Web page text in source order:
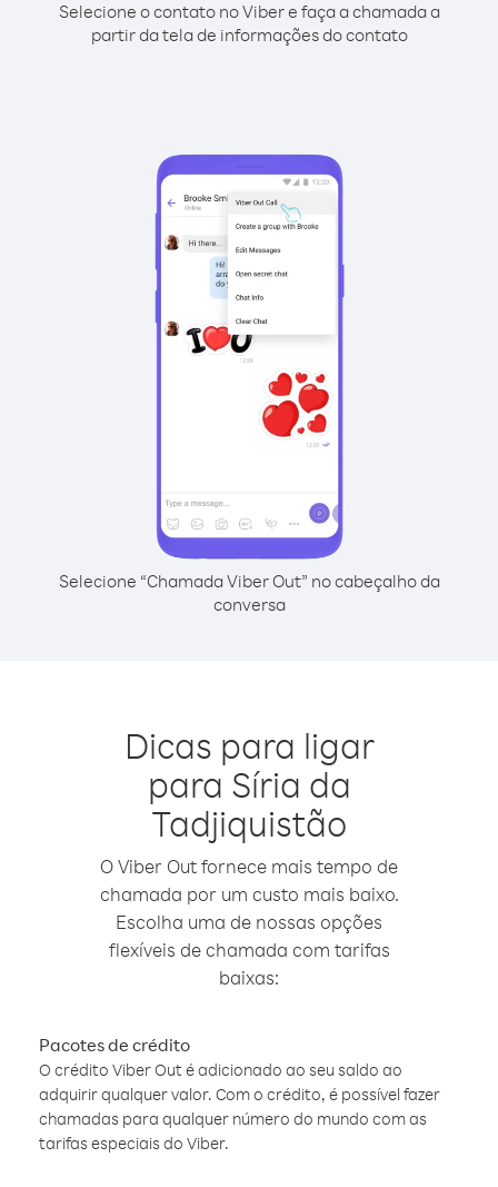
Selecione o contato no Viber e faça a chamada a
partir da tela de informações do contato
Selecione “Chamada Viber Out” no cabeçalho da
conversa
Dicas para ligar
para Síria da
Tadjiquistão
O Viber Out fornece mais tempo de
chamada por um custo mais baixo.
Escolha uma de nossas opções
flexíveis de chamada com tarifas
baixas:
Pacotes de crédito
O crédito Viber Out é adicionado ao seu saldo ao
adquirir qualquer valor. Com o crédito, é possível fazer
chamadas para qualquer número do mundo com as
tarifas especiais do Viber.